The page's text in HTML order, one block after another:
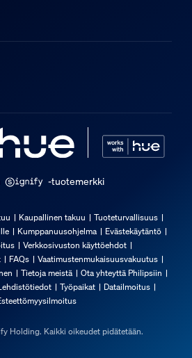
-tuotemerkki
Kaupallinen takuu
Tuoteturvallisuus
Kumppanuusohjelma
Evästekäytäntö
Verkkosivuston käyttöehdot
FAQs
Vaatimustenmukaisuusvakuutus
Tietoja meistä
Ota yhteyttä Philipsiin
Työpaikat
Datailmoitus
Holding. Kaikki oikeudet pidätetään.